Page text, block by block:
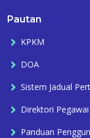
Pautan
KPKM
DOA
Sistem Jadual
Direktori Pegawai
Panduan